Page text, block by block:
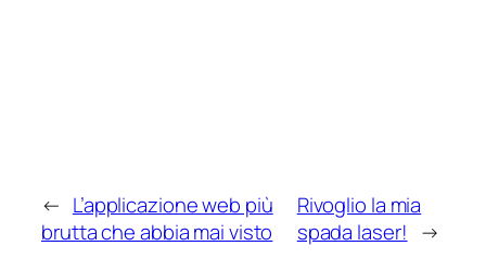
← L’applicazione web più
brutta che abbia mai visto
Rivoglio la mia
spada laser! →